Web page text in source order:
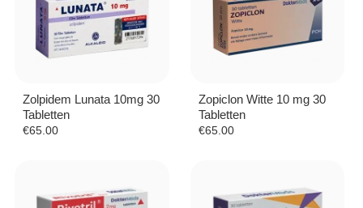
Zolpidem Lunata 10mg 30
Tabletten
€65.00
Zopiclon Witte 10 mg 30
Tabletten
€65.00